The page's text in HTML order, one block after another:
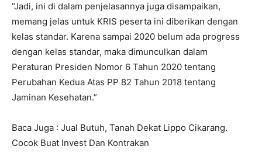
“Jadi, ini di dalam penjelasannya juga disampaikan,
memang jelas untuk KRIS peserta ini diberikan dengan
kelas standar. Karena sampai 2020 belum ada progress
dengan kelas standar, maka dimunculkan dalam
Peraturan Presiden Nomor 6 Tahun 2020 tentang
Perubahan Kedua Atas PP 82 Tahun 2018 tentang
Jaminan Kesehatan.”
Baca Juga : Jual Butuh, Tanah Dekat Lippo Cikarang.
Cocok Buat Invest Dan Kontrakan